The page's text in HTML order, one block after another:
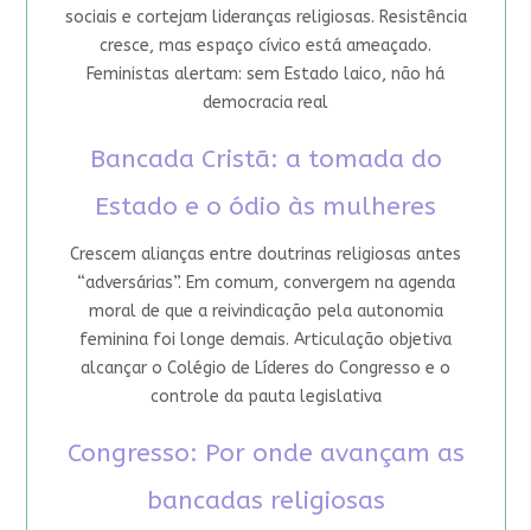
sociais e cortejam lideranças religiosas. Resistência
cresce, mas espaço cívico está ameaçado.
Feministas alertam: sem Estado laico, não há
democracia real
Bancada Cristã: a tomada do
Estado e o ódio às mulheres
Crescem alianças entre doutrinas religiosas antes
“adversárias”. Em comum, convergem na agenda
moral de que a reivindicação pela autonomia
feminina foi longe demais. Articulação objetiva
alcançar o Colégio de Líderes do Congresso e o
controle da pauta legislativa
Congresso: Por onde avançam as
bancadas religiosas